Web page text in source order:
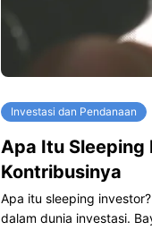
Investasi dan Pendanaan
Apa Itu Sleeping
Kontribusinya
Apa itu sleeping
dalam dunia investasi.